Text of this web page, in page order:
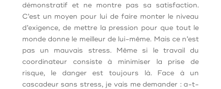
démonstratif et ne montre pas sa satisfaction.
C’est un moyen pour lui de faire monter le niveau
d’exigence, de mettre la pression pour que tout le
monde donne le meilleur de lui-même. Mais ce n’est
pas un mauvais stress. Même si le travail du
coordinateur consiste à minimiser la prise de
risque, le danger est toujours là. Face à un
cascadeur sans stress, je vais me demander : a-t-